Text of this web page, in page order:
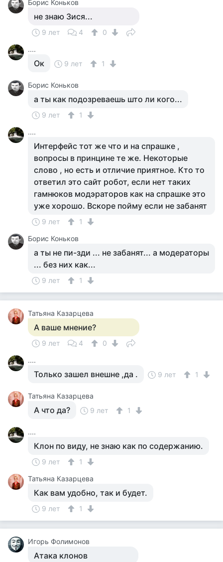
Борис Коньков
не знаю Зися...
9 лет 4
0
....
Ок 9 лет 1
Борис Коньков
а ты как подозреваешь што ли кого...
9 лет
1
....
Интерфейс тот же что и на спрашке ,
вопросы в принцине те же. Некоторые
слово , но есть и отличие приятное. Кто то
ответил это сайт робот, если нет таких
гамнюков модэраторов как на спрашке это
уже хорошо. Вскоре пойму если не забанят
9 лет
1
Борис Коньков
а ты не пи-зди ... не забанят... а модераторы
... без них как...
9 лет 1
Татьяна Казарцева
А ваше мнение?
9 лет 4
0
....
Только зашел внешне ,да . 9 лет 1
Татьяна Казарцева
А что да? 9 лет 1
....
Клон по виду, не знаю как по содержанию.
9 лет
1
Татьяна Казарцева
Как вам удобно, так и будет.
9 лет 1
Игорь Фолимонов
Атака клонов